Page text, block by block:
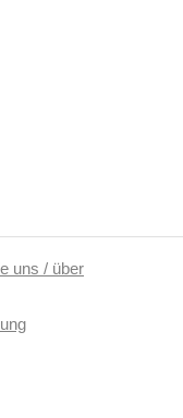
uns / über